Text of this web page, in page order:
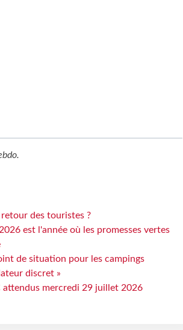
.
retour des touristes ?
est l'année où les promesses vertes
de situation pour les campings
discret »
attendus mercredi 29 juillet 2026